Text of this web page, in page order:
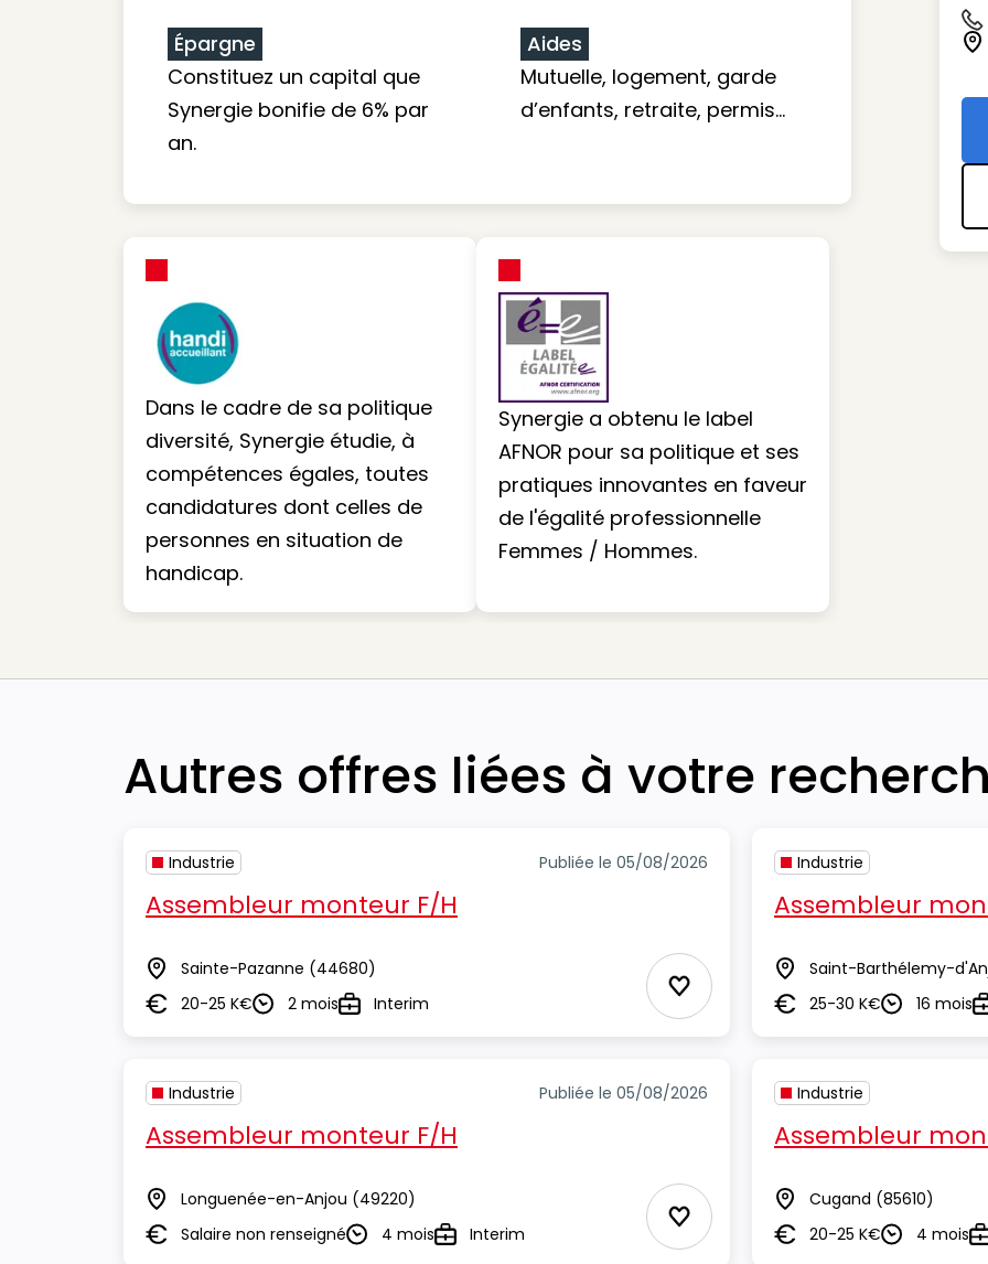
Épargne
Constituez un capital que
Synergie bonifie de 6% par
an.
Aides
Mutuelle, logement, garde
d’enfants, retraite, permis…
Dans le cadre de sa politique
diversité, Synergie étudie, à
compétences égales, toutes
candidatures dont celles de
personnes en situation de
handicap.
Synergie a obtenu le label
AFNOR pour sa politique et ses
pratiques innovantes en faveur
de l'égalité professionnelle
Femmes / Hommes.
Autres offres liées à votre
Industrie Publiée le 05/08/2026
Assembleur monteur F/H
Lieu Sainte-Pazanne (44680)
Salaire20-25 K€Durée2 moisTypeInterim Ajouter aux Favoris
Industrie
Assembleur
Lieu Saint-Barthélemy-
Salaire25-30 K€Durée16 mois
Industrie Publiée le 05/08/2026
Assembleur monteur F/H
Lieu Longuenée-en-Anjou (49220)
SalaireSalaire non renseignéDurée4 moisTypeInterim Ajouter aux Favoris
Industrie
Assembleur
Lieu Cugand (85610)
Salaire20-25 K€Durée4 mois